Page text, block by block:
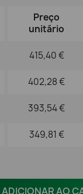
Preço
unitário
415,40 €
402,28 €
393,54 €
349,81 €
ADICIONAR AO